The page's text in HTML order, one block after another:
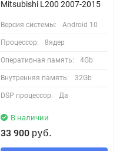
Mitsubishi L200 2007-2015
Версия системы: Android 10
Процессор: 8ядер
Оперативная память: 4Gb
Внутренняя память: 32Gb
DSP процессор: Да
В наличии
33 900 руб.